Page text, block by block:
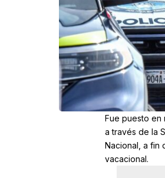
Fue puesto en
a través de la
Nacional, a fin
vacacional.